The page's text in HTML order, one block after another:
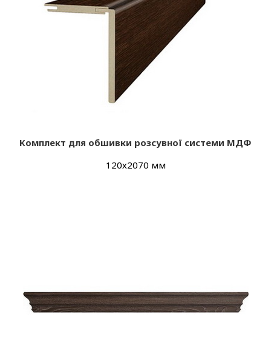
Комплект для обшивки розсувної системи МДФ
120х2070 мм